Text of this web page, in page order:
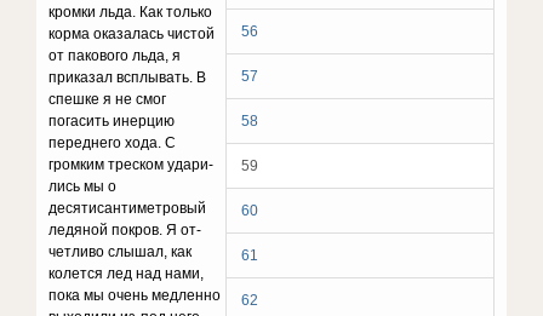
56
57
58
59
60
61
62
кромки льда. Как только
корма оказалась чистой
от пакового льда, я
приказал всплывать. В
спешке я не смог
погасить инерцию
переднего хода. С
громким треском удари­
лись мы о
десятисантиметровый
ледяной покров. Я от­
четливо слышал, как
колется лед над нами,
пока мы очень медленно